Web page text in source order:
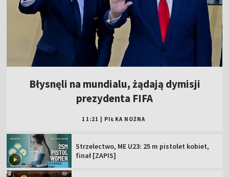
Błysnęli na mundialu, żądają dymisji
prezydenta FIFA
11:21 PIŁKA NOŻNA
Strzelectwo, ME U23: 25 m pistolet kobiet,
finał [ZAPIS]